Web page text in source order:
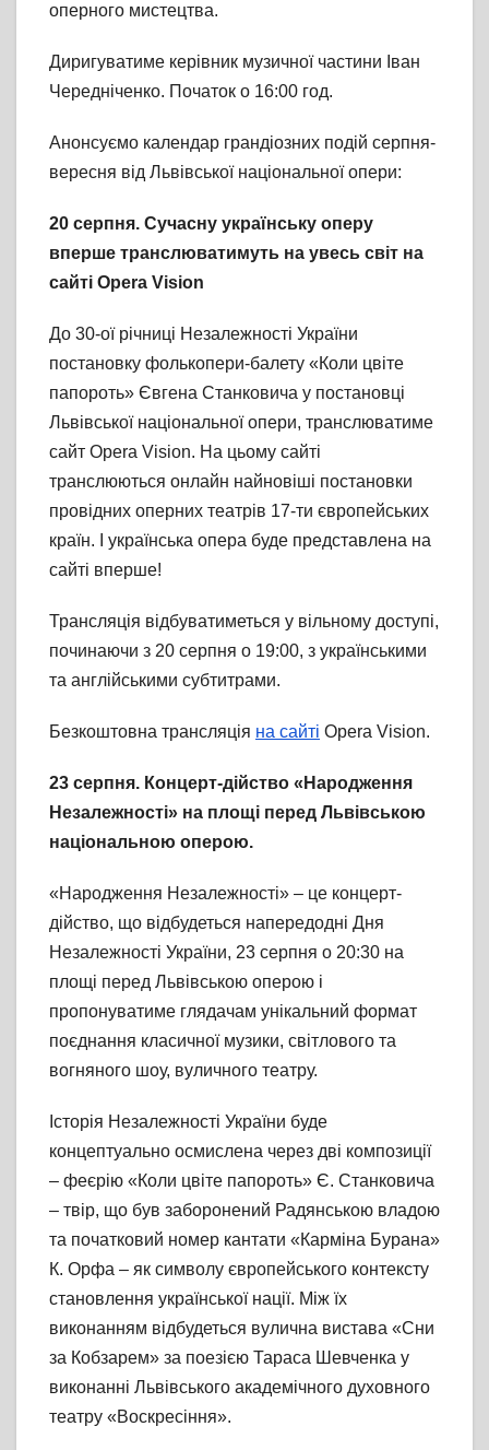
оперного мистецтва.
Диригуватиме керівник музичної частини Іван
Чередніченко. Початок о 16:00 год.
Анонсуємо календар грандіозних подій серпня-
вересня від Львівської національної опери:
20 серпня. Сучасну українську оперу
вперше транслюватимуть на увесь світ на
сайті Opera Vision
До 30-ої річниці Незалежності України
постановку фолькопери-балету «Коли цвіте
папороть» Євгена Станковича у постановці
Львівської національної опери, транслюватиме
сайт Opera Vision. На цьому сайті
транслюються онлайн найновіші постановки
провідних оперних театрів 17-ти європейських
країн. І українська опера буде представлена на
сайті вперше!
Трансляція відбуватиметься у вільному доступі,
починаючи з 20 серпня о 19:00, з українськими
та англійськими субтитрами.
Безкоштовна трансляція на сайті Opera Vision.
23 серпня. Концерт-дійство «Народження
Незалежності» на площі перед Львівською
національною оперою.
«Народження Незалежності» – це концерт-
дійство, що відбудеться напередодні Дня
Незалежності України, 23 серпня о 20:30 на
площі перед Львівською оперою і
пропонуватиме глядачам унікальний формат
поєднання класичної музики, світлового та
вогняного шоу, вуличного театру.
Історія Незалежності України буде
концептуально осмислена через дві композиції
– феєрію «Коли цвіте папороть» Є. Станковича
– твір, що був заборонений Радянською владою
та початковий номер кантати «Карміна Бурана»
К. Орфа – як символу європейського контексту
становлення української нації. Між їх
виконанням відбудеться вулична вистава «Сни
за Кобзарем» за поезією Тараса Шевченка у
виконанні Львівського академічного духовного
театру «Воскресіння».